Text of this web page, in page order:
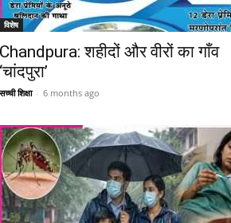
विशेष
Chandpura: शहीदों और वीरों का गाँव
‘चांदपुरा’
सच्ची शिक्षा - 6 months ago